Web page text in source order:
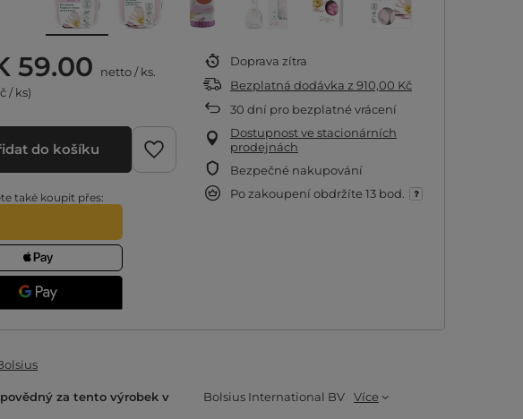
59.00 netto/ks.
/ ks)
do košíku
také koupit přes:
Doprava zítra
Bezplatná dodávka z 910,00 Kč
30 dní pro bezplatné vrácení
Dostupnost ve stacionárních
prodejnách
Bezpečné nakupování
Po zakoupení obdržíte 13 bod.
za tento výrobek v
Bolsius International BV Více